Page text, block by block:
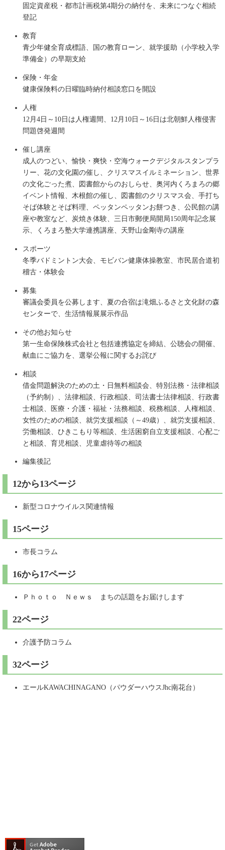
固定資産税・都市計画税第4期分の納付を、未来につなぐ相続
登記
教育
青少年健全育成標語、国の教育ローン、就学援助（小学校入学
準備金）の早期支給
保険・年金
健康保険料の日曜臨時納付相談窓口を開設
人権
12月4日～10日は人権週間、12月10日～16日は北朝鮮人権侵害
問題啓発週間
催し講座
成人のつどい、愉快・爽快・空海ウォークデジタルスタンプラ
リー、花の文化園の催し、クリスマスイルミネーション、世界
の文化ごった煮、図書館からのおしらせ、奥河内くろまろの郷
イベント情報、木根館の催し、図書館のクリスマス会、手打ち
そば体験とそば料理、ペッタンペッタンお餅つき、公民館の講
座や教室など、炭焼き体験、三日市郵便局開局150周年記念展
示、くろまろ塾大学連携講座、天野山金剛寺の講座
スポーツ
冬季バドミントン大会、モビバン健康体操教室、市民居合道初
稽古・体験会
募集
審議会委員を公募します、夏の合宿は滝畑ふるさと文化財の森
センターで、生活情報展展示作品
その他お知らせ
第一生命保険株式会社と包括連携協定を締結、公聴会の開催、
献血にご協力を、選挙公報に関するお詫び
相談
借金問題解決のための土・日無料相談会、特別法務・法律相談
（予約制）、法律相談、行政相談、司法書士法律相談、行政書
士相談、医療・介護・福祉・法務相談、税務相談、人権相談、
女性のための相談、就労支援相談（～49歳）、就労支援相談、
労働相談、ひきこもり等相談、生活困窮自立支援相談、心配ご
と相談、育児相談、児童虐待等の相談
編集後記
12から13ページ
新型コロナウイルス関連情報
15ページ
市長コラム
16から17ページ
Ｐｈｏｔｏ Ｎｅｗｓ まちの話題をお届けします
22ページ
介護予防コラム
32ページ
エールKAWACHINAGANO（パウダーハウスJhc南花台）